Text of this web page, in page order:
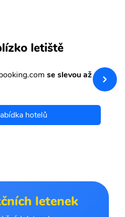
letiště
se slevou až
hotelů
letenek